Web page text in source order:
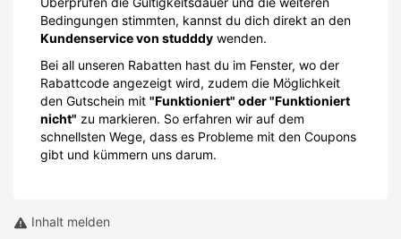
Bedingungen stimmten, kannst du dich direkt an den
Kundenservice von studddy wenden.
Bei all unseren Rabatten hast du im Fenster, wo der
Rabattcode angezeigt wird, zudem die Möglichkeit
den Gutschein mit "Funktioniert" oder "Funktioniert
nicht" zu markieren. So erfahren wir auf dem
schnellsten Wege, dass es Probleme mit den Coupons
gibt und kümmern uns darum.
Inhalt melden